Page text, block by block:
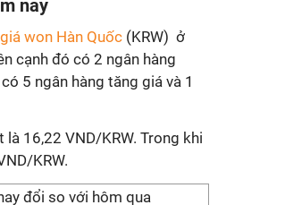
nay
won Hàn Quốc (KRW) ở
cạnh đó có 2 ngân hàng
5 ngân hàng tăng giá và 1
16,22 VND/KRW. Trong khi
KRW.
đổi so với hôm qua